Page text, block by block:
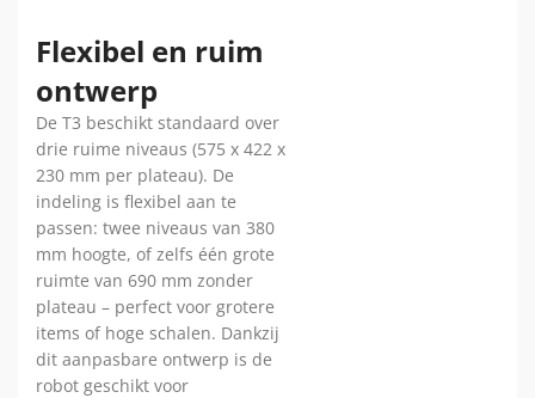
Flexibel en ruim
ontwerp
De T3 beschikt standaard over
drie ruime niveaus (575 x 422 x
230 mm per plateau). De
indeling is flexibel aan te
passen: twee niveaus van 380
mm hoogte, of zelfs één grote
ruimte van 690 mm zonder
plateau – perfect voor grotere
items of hoge schalen. Dankzij
dit aanpasbare ontwerp is de
robot geschikt voor